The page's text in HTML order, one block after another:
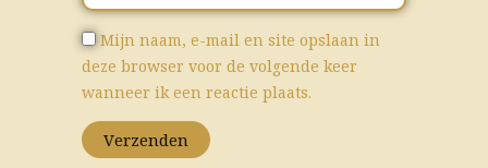
Mijn naam, e-mail en site opslaan in
deze browser voor de volgende keer
wanneer ik een reactie plaats.